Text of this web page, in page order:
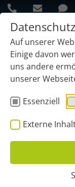
Auf unserer
Einige davon
uns andere
unserer
Essenziell
Externe